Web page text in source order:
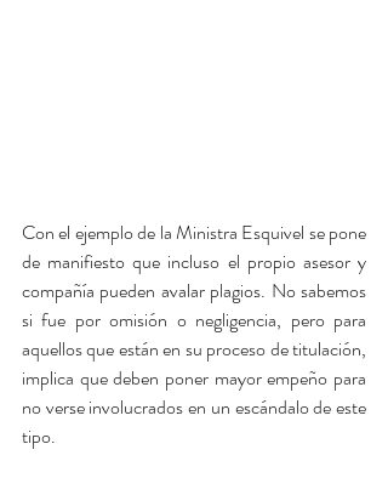
Con el ejemplo de la Ministra Esquivel se pone
de manifiesto que incluso el propio asesor y
compañía pueden avalar plagios. No sabemos
si fue por omisión o negligencia, pero para
aquellos que están en su proceso de titulación,
implica que deben poner mayor empeño para
no verse involucrados en un escándalo de este
tipo.